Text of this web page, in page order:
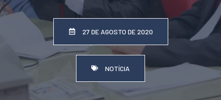
27 DE AGOSTO DE 2020
NOTÍCIA